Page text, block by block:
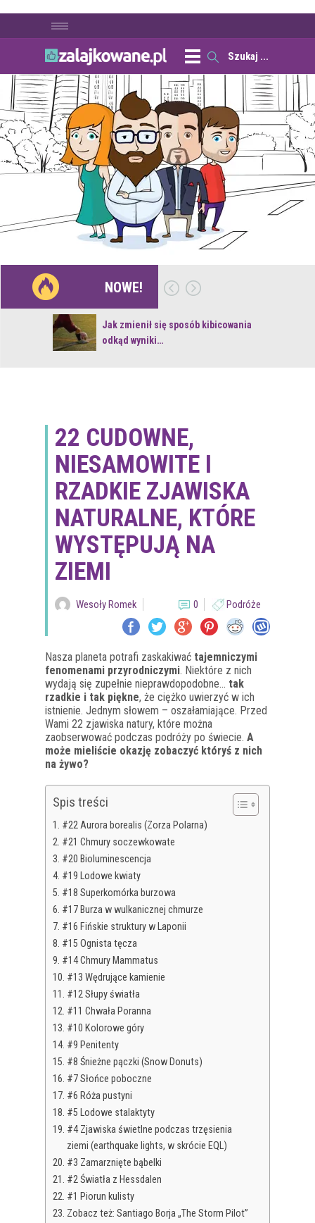
NOWE!
Jak zmienił się sposób kibicowania
odkąd wyniki…
22 CUDOWNE,
NIESAMOWITE I
RZADKIE ZJAWISKA
NATURALNE, KTÓRE
WYSTĘPUJĄ NA
ZIEMI
Wesoły Romek 0 Podróże
Nasza planeta potrafi zaskakiwać tajemniczymi
fenomenami przyrodniczymi. Niektóre z nich
wydają się zupełnie nieprawdopodobne… tak
rzadkie i tak piękne, że ciężko uwierzyć w ich
istnienie. Jednym słowem – oszałamiające. Przed
Wami 22 zjawiska natury, które można
zaobserwować podczas podróży po świecie. A
może mieliście okazję zobaczyć któryś z nich
na żywo?
Spis treści
#22 Aurora borealis (Zorza Polarna)
#21 Chmury soczewkowate
#20 Bioluminescencja
#19 Lodowe kwiaty
#18 Superkomórka burzowa
#17 Burza w wulkanicznej chmurze
#16 Fińskie struktury w Laponii
#15 Ognista tęcza
#14 Chmury Mammatus
#13 Wędrujące kamienie
#12 Słupy światła
#11 Chwała Poranna
#10 Kolorowe góry
#9 Penitenty
#8 Śnieżne pączki (Snow Donuts)
#7 Słońce poboczne
#6 Róża pustyni
#5 Lodowe stalaktyty
#4 Zjawiska świetlne podczas trzęsienia
ziemi (earthquake lights, w skrócie EQL)
#3 Zamarznięte bąbelki
#2 Światła z Hessdalen
#1 Piorun kulisty
Zobacz też: Santiago Borja „The Storm Pilot”